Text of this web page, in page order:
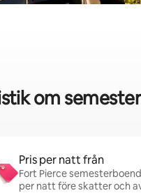
om
Pris per natt från
Fort Pierce
per natt före skatter och